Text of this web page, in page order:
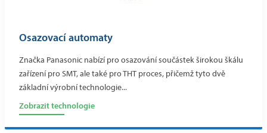
Osazovací automaty
Značka Panasonic nabízí pro osazování součástek širokou škálu
zařízení pro SMT, ale také pro THT proces, přičemž tyto dvě
základní výrobní technologie...
Zobrazit technologie